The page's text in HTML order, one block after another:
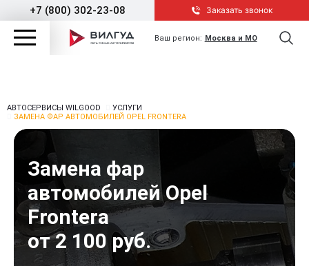
+7 (800) 302-23-08 Заказать звонок
Ваш регион: Москва и МО
АВТОСЕРВИСЫ WILGOOD
УСЛУГИ
ЗАМЕНА ФАР АВТОМОБИЛЕЙ OPEL FRONTERA
Замена фар
автомобилей Opel
Frontera
от 2 100 руб.